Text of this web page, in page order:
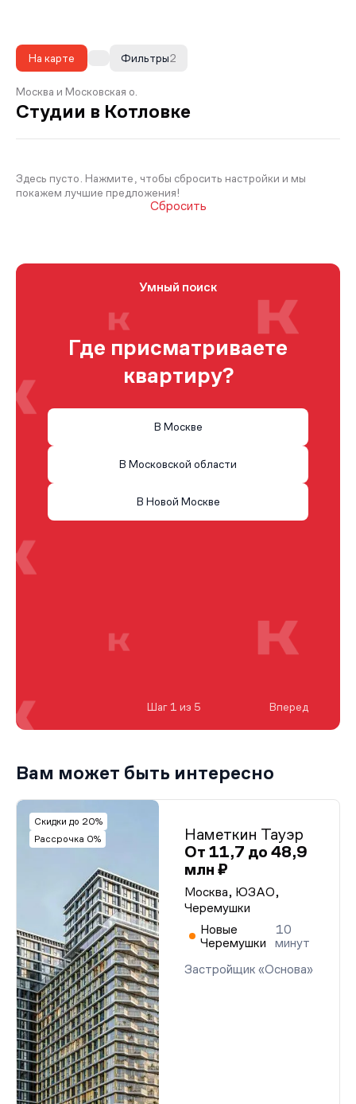
На карте 2
Фильтры
Москва и Московская о.
Студии в Котловке
Здесь пусто. Нажмите, чтобы сбросить настройки и мы
покажем лучшие предложения!
Сбросить
Умный поиск
Где присматриваете
квартиру?
В Москве
В Московской области
В Новой Москве
Шаг 1 из 5 Вперед
Вам может быть интересно
Скидки до 20%
Рассрочка 0%
Наметкин Тауэр
От 11,7 до 48,9
млн ₽
Москва, ЮЗАО,
Черемушки
Новые
Черемушки
10
минут
Застройщик «Основа»